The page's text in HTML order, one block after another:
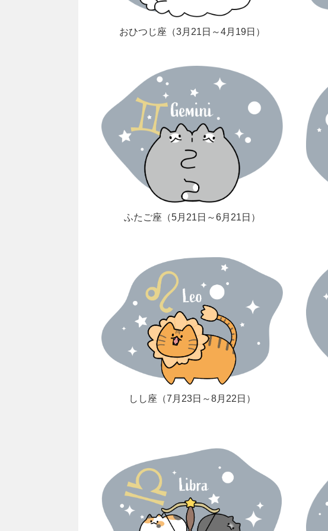
おひつじ座（3月21日～4月19日）
ふたご座（5月21日～6月21日）
しし座（7月23日～8月22日）